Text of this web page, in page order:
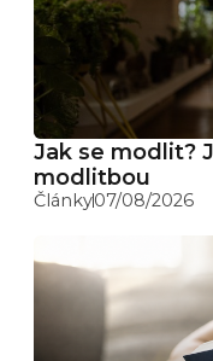
Jak se modlit?
modlitbou
Články07/08/2026